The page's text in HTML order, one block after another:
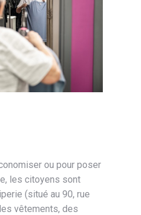
ou pour poser
les citoyens sont
(situé au 90, rue
vêtements, des